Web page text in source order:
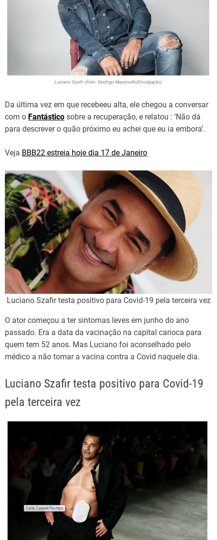
Da última vez em que recebeeu alta, ele chegou a conversar
com o Fantástico sobre a recuperação, e relatou : ‘Não dá
para descrever o quão próximo eu achei que eu ia embora’.
Veja BBB22 estreia hoje dia 17 de Janeiro
Luciano Szafir testa positivo para Covid-19 pela terceira vez
O ator começou a ter sintomas leves em junho do ano
passado. Era a data da vacinação na capital carioca para
quem tem 52 anos. Mas Luciano foi aconselhado pelo
médico a não tomar a vacina contra a Covid naquele dia.
Luciano Szafir testa positivo para Covid-19
pela terceira vez